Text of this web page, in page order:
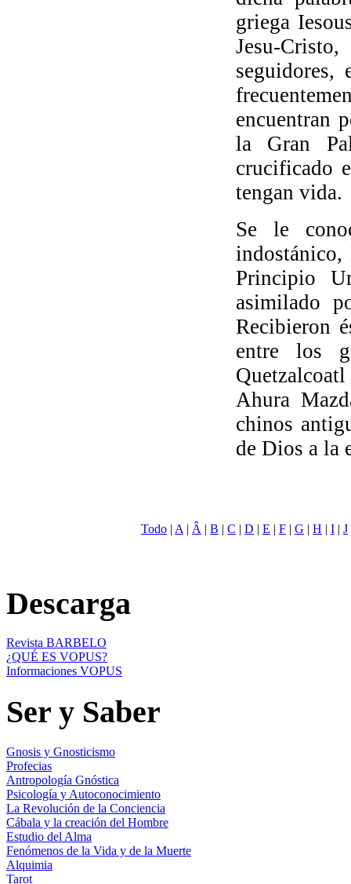
griega
Jesu-
encuentran
la Gran
crucificado
tengan vida.
Se le
Principio
asimilado
Recibieron
entre los
Ahura
chinos
de Dios a la
Todo | A | Â | B | C | D | E | F | G | H | I | J
Descarga
Revista BARBELO
¿QUÉ ES VOPUS?
Informaciones VOPUS
Ser y Saber
Gnosis y Gnosticismo
Profecias
Antropología Gnóstica
Psicología y Autoconocimiento
La Revolución de la Conciencia
Cábala y la creación del Hombre
Estudio del Alma
Fenómenos de la Vida y de la Muerte
Alquimia
Tarot